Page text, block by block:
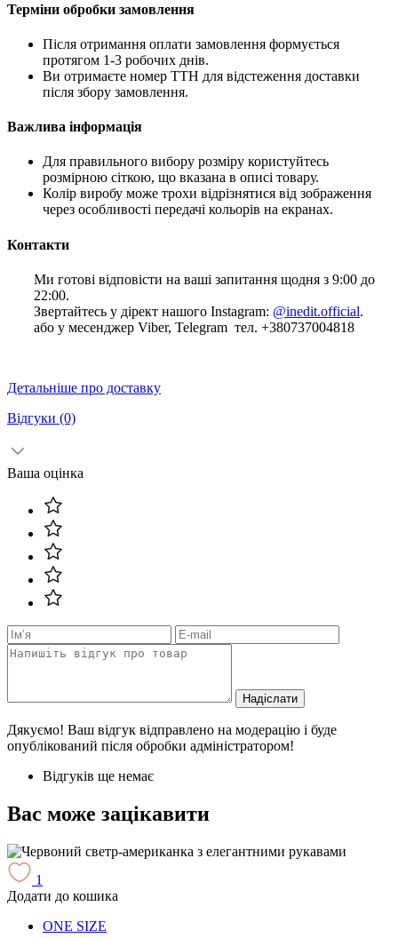
Терміни обробки замовлення
Після отримання оплати замовлення формується
протягом 1-3 робочих днів.
Ви отримаєте номер ТТН для відстеження доставки
після збору замовлення.
Важлива інформація
Для правильного вибору розміру користуйтесь
розмірною сіткою, що вказана в описі товару.
Колір виробу може трохи відрізнятися від зображення
через особливості передачі кольорів на екранах.
Контакти
Ми готові відповісти на ваші запитання щодня з 9:00 до
22:00.
Звертайтесь у дірект нашого Instagram: @inedit.official.
або у месенджер Viber, Telegram тел. +380737004818
Детальніше про доставку
Відгуки (0)
Ваша оцінка
Надіслати
Дякуємо! Ваш відгук відправлено на модерацію і буде
опублікований після обробки адміністратором!
Відгуків ще немає
Вас може зацікавити
1
Додати до кошика
ONE SIZE